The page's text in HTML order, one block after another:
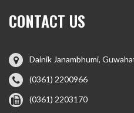
CONTACT US
Dainik Janambhumi,
(0361) 2200966
(0361) 2203170